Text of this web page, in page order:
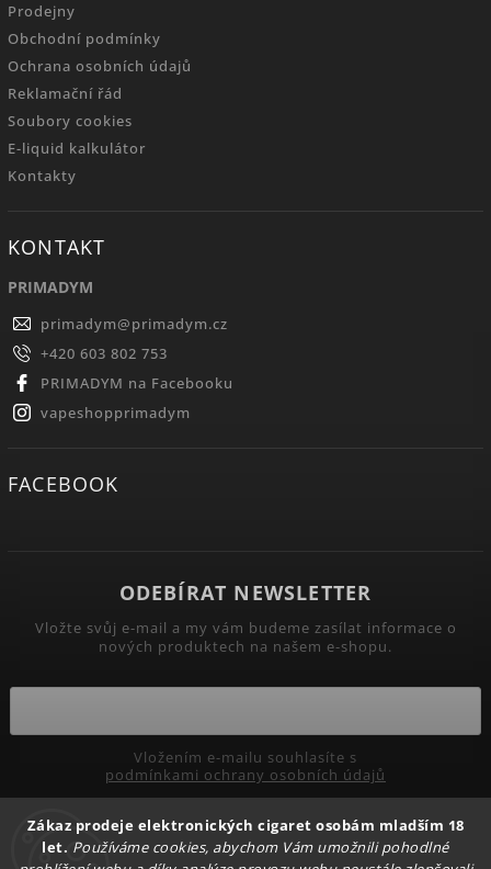
Zákaz prodeje elektronických cigaret osobám mladším 18
let. Používáme cookies, abychom Vám umožnili pohodlné
Prodejny
Obchodní podmínky
Ochrana osobních údajů
Reklamační řád
Soubory cookies
E-liquid kalkulátor
Kontakty
KONTAKT
PRIMADYM
primadym@primadym.cz
+420 603 802 753
PRIMADYM na Facebooku
vapeshopprimadym
FACEBOOK
ODEBÍRAT NEWSLETTER
Vložte svůj e-mail a my vám budeme zasílat informace o
nových produktech na našem e-shopu.
podmínkami ochrany osobních údajů
Přihlásit se